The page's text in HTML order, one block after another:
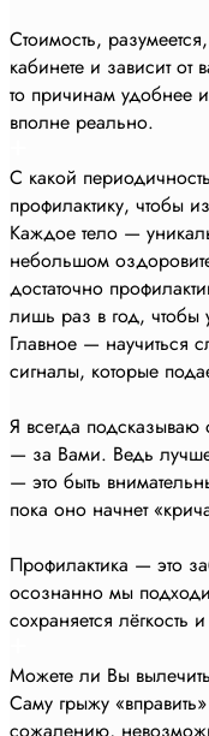
Стоимость,
кабинете и зависит
то причинам удобнее
вполне реально.
С какой
профилактику, чтобы
Каждое тело —
небольшом
достаточно
лишь раз в год, чтобы
Главное — научиться
сигналы, которые
Я всегда
— за Вами. Ведь
— это быть
пока оно начнет
Профилактика — это
осознанно мы
сохраняется
Можете ли Вы
Саму грыжу